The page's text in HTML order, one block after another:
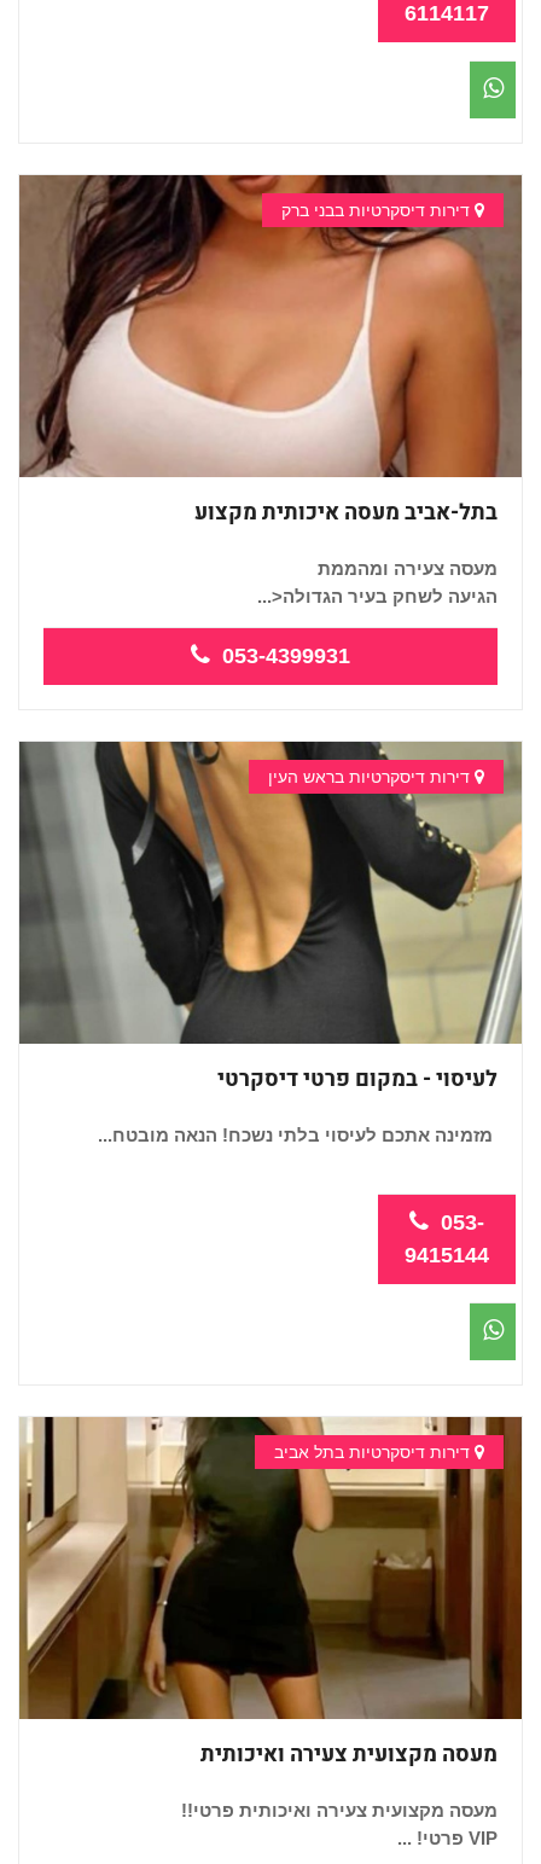
6114117
דירות דיסקרטיות בבני ברק
בתל-אביב מעסה איכותית מקצוע
מעסה צעירה ומהממת
הגיעה לשחק בעיר הגדולה<...
053-4399931
דירות דיסקרטיות בראש העין
לעיסוי - במקום פרטי דיסקרטי
מזמינה אתכם לעיסוי בלתי נשכח! הנאה מובטח...
053-
9415144
דירות דיסקרטיות בתל אביב
מעסה מקצועית צעירה ואיכותית
מעסה מקצועית צעירה ואיכותית פרטי!!
VIP פרטי! ​​...